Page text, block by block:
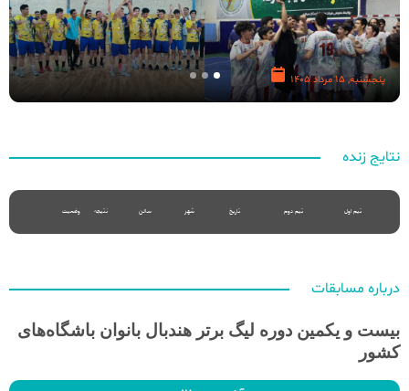
پنجشنبه, 15 مرداد 1405
نتایج زنده
تیم اول تیم دوم تاریخ شهر سالن نتیجه وضعیت
درباره مسابقات
بیست و یکمین دوره لیگ برتر هندبال بانوان باشگاه‌های
کشور